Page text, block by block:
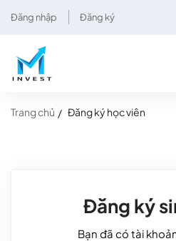
Đăng nhập Đăng ký
Trang chủ Đăng ký học viên
Đăng ký
Bạn đã có tài